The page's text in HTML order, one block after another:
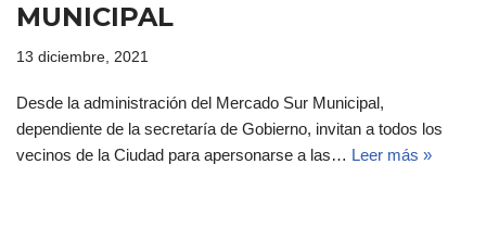
MUNICIPAL
13 diciembre, 2021
Desde la administración del Mercado Sur Municipal,
dependiente de la secretaría de Gobierno, invitan a todos los
vecinos de la Ciudad para apersonarse a las… Leer más »